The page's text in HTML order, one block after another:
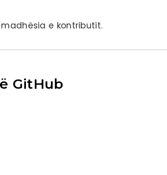
e kontributit.
GitHub